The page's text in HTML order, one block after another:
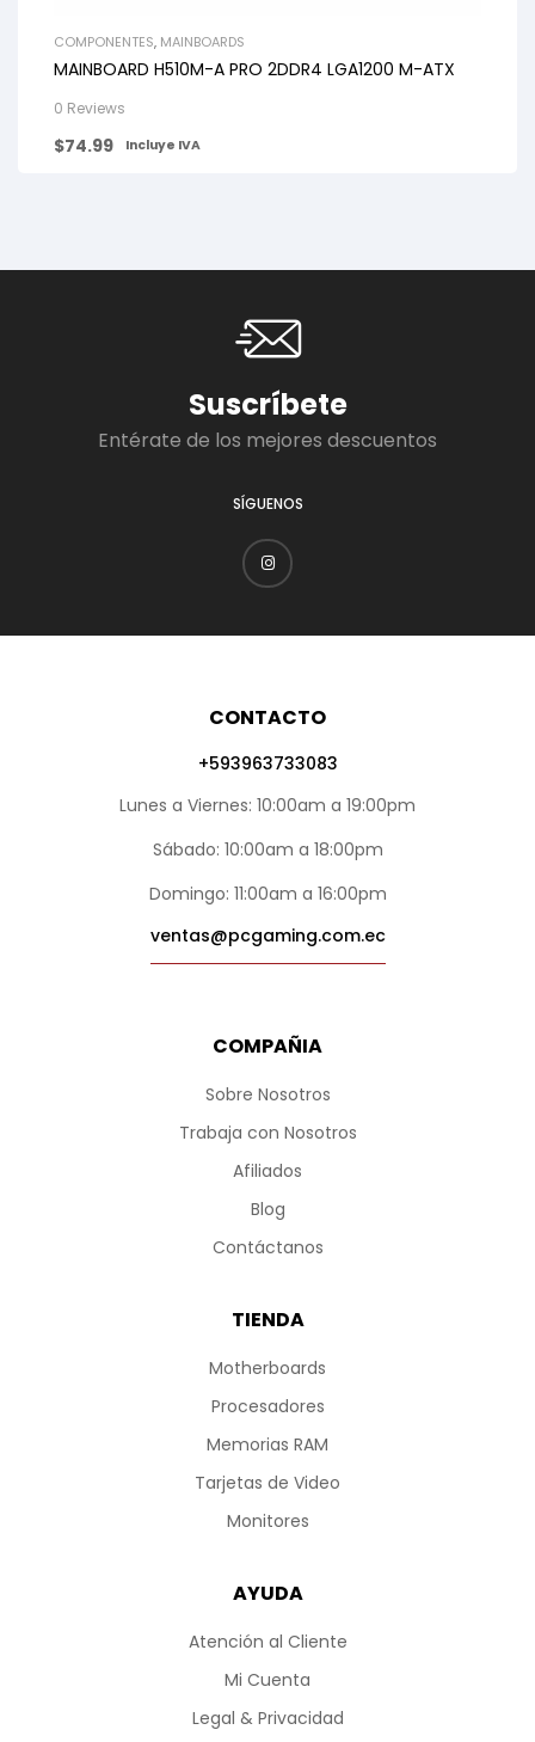
COMPONENTES, MAINBOARDS
MAINBOARD H510M-A PRO 2DDR4 LGA1200 M-ATX
0 Reviews
$74.99 Incluye IVA
Suscríbete
Entérate de los mejores descuentos
SÍGUENOS
COMPAÑIA
Sobre Nosotros
Trabaja con Nosotros
Afiliados
Blog
Contáctanos
TIENDA
Motherboards
Procesadores
Memorias RAM
Tarjetas de Video
Monitores
AYUDA
Atención al Cliente
Mi Cuenta
Legal & Privacidad
CONTACTO
+593963733083
Lunes a Viernes: 10:00am a 19:00pm
Sábado: 10:00am a 18:00pm
Domingo: 11:00am a 16:00pm
ventas@pcgaming.com.ec